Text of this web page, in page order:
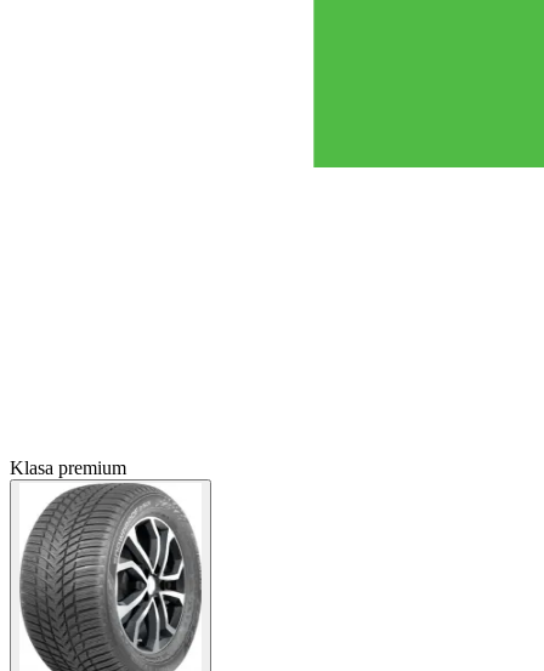
Klasa premium